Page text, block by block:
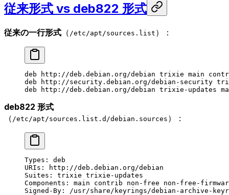
従来形式 vs deb822 形式
従来の一行形式 （ /etc/apt/sources.list ）：
deb http://deb.debian.org/debian trixie main
deb http://security.debian.org/debian-security
deb http://deb.debian.org/debian trixie-updates
deb822 形式
（ /etc/apt/sources.list.d/debian.sources ）：
Types: deb
URIs: http://deb.debian.org/debian
Suites: trixie trixie-updates
Components: main contrib non-free non-free-
Signed-By: /usr/share/keyrings/debian-archive-